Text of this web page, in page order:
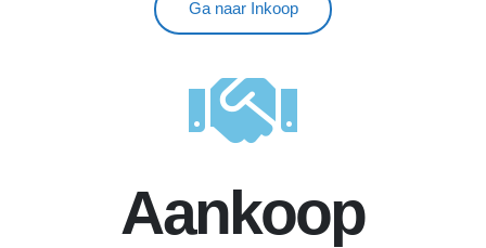
Ga naar Inkoop
Aankoop